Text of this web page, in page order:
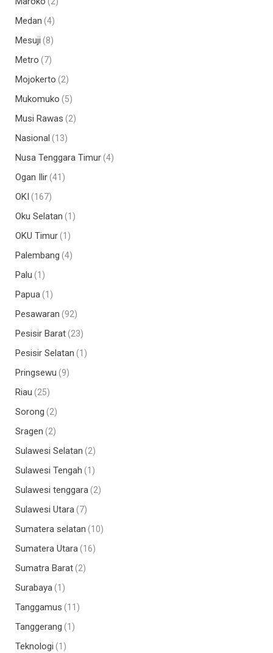
Medan (4)
Mesuji (8)
Metro (7)
Mojokerto (2)
Mukomuko (5)
Musi Rawas (2)
Nasional (13)
Nusa Tenggara Timur(4)
Ogan Ilir(41)
OKI (167)
Oku Selatan (1)
OKU Timur(1)
Palembang (4)
Palu (1)
Papua(1)
Pesawaran (92)
Pesisir Barat(23)
Pesisir Selatan (1)
Pringsewu (9)
Riau (25)
Sorong (2)
Sragen (2)
Sulawesi Selatan (2)
Sulawesi Tengah (1)
Sulawesi tenggara(2)
Sulawesi Utara(7)
Sumatera selatan (10)
Sumatera Utara(16)
Sumatra Barat(2)
Surabaya(1)
Tanggamus (11)
Tanggerang (1)
Teknologi (1)